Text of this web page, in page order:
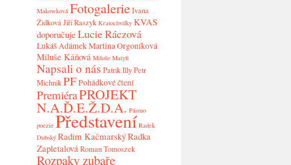
Makowková FotogalerieIvana
ŽidkováJiří Raszyk Kratochvilky KVAS
doporučuje Lucie Ráczová
Lukáš AdámekMartina Orgoníková
Miluše Káňová Miluše Matyfi
Napsali o nás Patrik IllyPetr
MichnikPFPohádkové čtení
PremiéraPROJEKT
N.A.Ď.E.Ž.D.A. Pásmo
poezie Představení Radek
Dubský Radim KačmarskýRadka
ZapletalováRoman Tomoszek
Rozpaky zubaře